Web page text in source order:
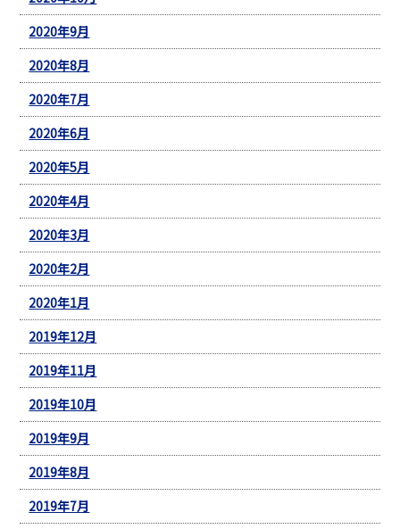
2020年9月
2020年8月
2020年7月
2020年6月
2020年5月
2020年4月
2020年3月
2020年2月
2020年1月
2019年12月
2019年11月
2019年10月
2019年9月
2019年8月
2019年7月